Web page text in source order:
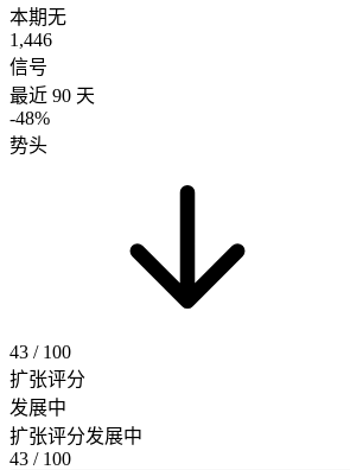
本期无
1,446
信号
最近 90 天
-48%
势头
43 / 100
扩张评分
发展中
扩张评分发展中
43 / 100